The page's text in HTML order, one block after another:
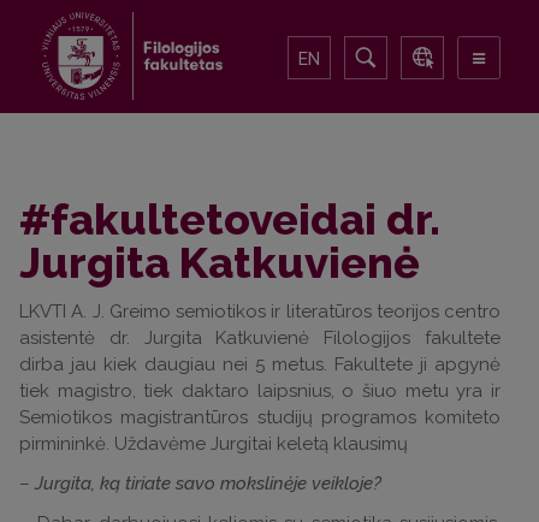
EN
#fakultetoveidai dr.
Jurgita Katkuvienė
LKVTI A. J. Greimo semiotikos ir literatūros teorijos centro
asistentė dr. Jurgita Katkuvienė Filologijos fakultete
dirba jau kiek daugiau nei 5 metus. Fakultete ji apgynė
tiek magistro, tiek daktaro laipsnius, o šiuo metu yra ir
Semiotikos magistrantūros studijų programos komiteto
pirmininkė. Uždavėme Jurgitai keletą klausimų
– Jurgita, ką tiriate savo mokslinėje veikloje?